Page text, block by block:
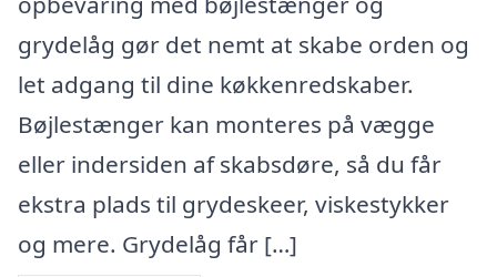
grydelåg gør det nemt at skabe orden og
let adgang til dine køkkenredskaber.
Bøjlestænger kan monteres på vægge
eller indersiden af skabsdøre, så du får
ekstra plads til grydeskeer, viskestykker
og mere. Grydelåg får […]